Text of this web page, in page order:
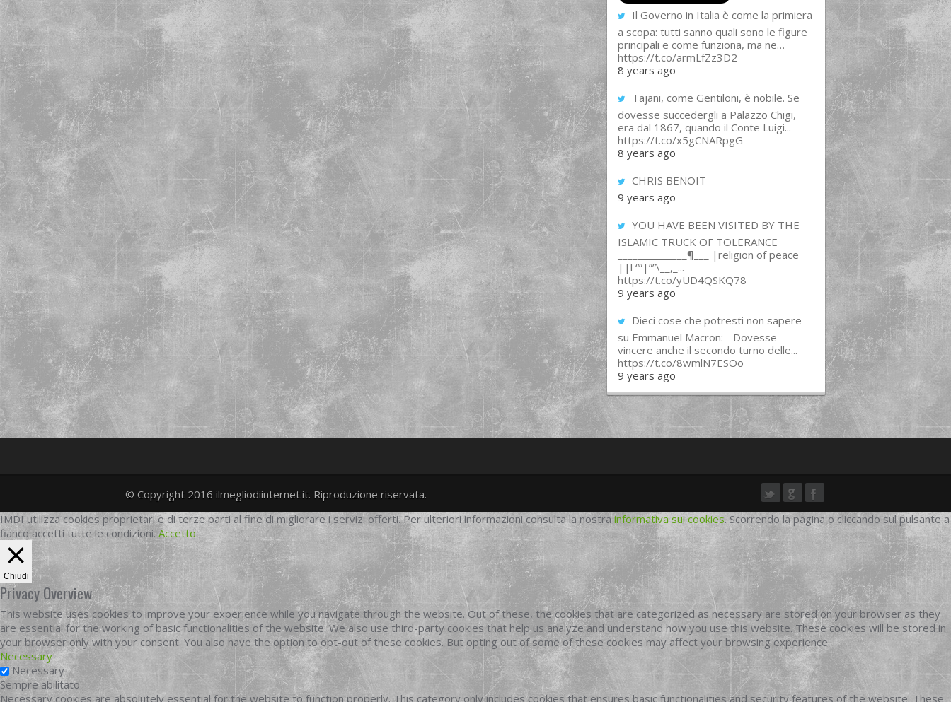
Il Governo in Italia è come la primiera
a scopa: tutti sanno quali sono le figure
principali e come funziona, ma ne…
https://t.co/armLfZz3D2
8 years ago
Tajani, come Gentiloni, è nobile. Se
dovesse succedergli a Palazzo Chigi,
era dal 1867, quando il Conte Luigi...
https://t.co/x5gCNARpgG
8 years ago
CHRIS BENOIT
9 years ago
YOU HAVE BEEN VISITED BY THE
ISLAMIC TRUCK OF TOLERANCE
______________¶___ |religion of peace
||l “”|””\__,_...
https://t.co/yUD4QSKQ78
9 years ago
Dieci cose che potresti non sapere
su Emmanuel Macron: - Dovesse
vincere anche il secondo turno delle...
https://t.co/8wmlN7ESOo
9 years ago
twittergoogleplus
facebook
© Copyright 2016 ilmegliodiinternet.it. Riproduzione riservata.
IMDI utilizza cookies proprietari e di terze parti al fine di migliorare i servizi offerti. Per ulteriori informazioni consulta la nostra informativa sui cookies. Scorrendo la pagina o cliccando sul pulsante a
fianco accetti tutte le condizioni. Accetto
Chiudi
Privacy Overview
This website uses cookies to improve your experience while you navigate through the website. Out of these, the cookies that are categorized as necessary are stored on your browser as they
are essential for the working of basic functionalities of the website. We also use third-party cookies that help us analyze and understand how you use this website. These cookies will be stored in
your browser only with your consent. You also have the option to opt-out of these cookies. But opting out of some of these cookies may affect your browsing experience.
Necessary
Necessary
Sempre abilitato
Necessary cookies are absolutely essential for the website to function properly. This category only includes cookies that ensures basic functionalities and security features of the website. These